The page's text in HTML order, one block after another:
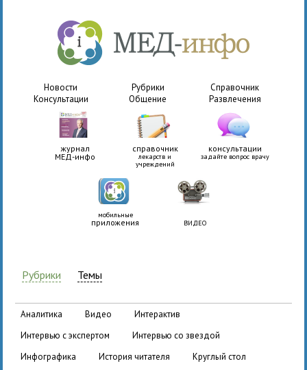
Новости Рубрики
Справочник
Консультации
Общение Развлечения
журнал
МЕД-инфо
справочник
лекарств и
учреждений
консультации
задайте вопрос врачу
мобильные
приложения ВИДЕО
Рубрики Темы
аналитика видео
интерактив
интервью с экспертом
интервью со звездой
инфографика
история читателя
круглый стол